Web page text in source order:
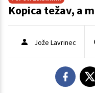
Kopica težav, a
Jože Lavrinec